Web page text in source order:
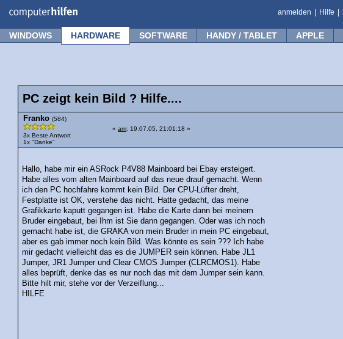
anmelden Hilfe
WINDOWS HARDWARE SOFTWARE HANDY / TABLET APPLE
PC zeigt kein Bild ? Hilfe....
Franko (584)
3x Beste Antwort
1x "Danke"
« am: 19.07.05, 21:01:18 »
Hallo, habe mir ein ASRock P4V88 Mainboard bei Ebay ersteigert.
Habe alles vom alten Mainboard auf das neue drauf gemacht. Wenn
ich den PC hochfahre kommt kein Bild. Der CPU-Lüfter dreht,
Festplatte ist OK, verstehe das nicht. Hatte gedacht, das meine
Grafikkarte kaputt gegangen ist. Habe die Karte dann bei meinem
Bruder eingebaut, bei Ihm ist Sie dann gegangen. Oder was ich noch
gemacht habe ist, die GRAKA von mein Bruder in mein PC eingebaut,
aber es gab immer noch kein Bild. Was könnte es sein ??? Ich habe
mir gedacht vielleicht das es die JUMPER sein können. Habe JL1
Jumper, JR1 Jumper und Clear CMOS Jumper (CLRCMOS1). Habe
alles beprüft, denke das es nur noch das mit dem Jumper sein kann.
Bitte hilt mir, stehe vor der Verzeiflung...
HILFE